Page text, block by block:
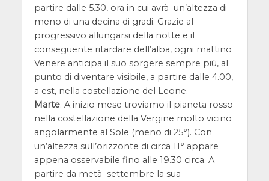
partire dalle 5.30, ora in cui avrà un’altezza di
meno di una decina di gradi. Grazie al
progressivo allungarsi della notte e il
conseguente ritardare dell’alba, ogni mattino
Venere anticipa il suo sorgere sempre più, al
punto di diventare visibile, a partire dalle 4.00,
a est, nella costellazione del Leone.
Marte. A inizio mese troviamo il pianeta rosso
nella costellazione della Vergine molto vicino
angolarmente al Sole (meno di 25°). Con
un’altezza sull’orizzonte di circa 11° appare
appena osservabile fino alle 19.30 circa. A
partire da metà settembre la sua